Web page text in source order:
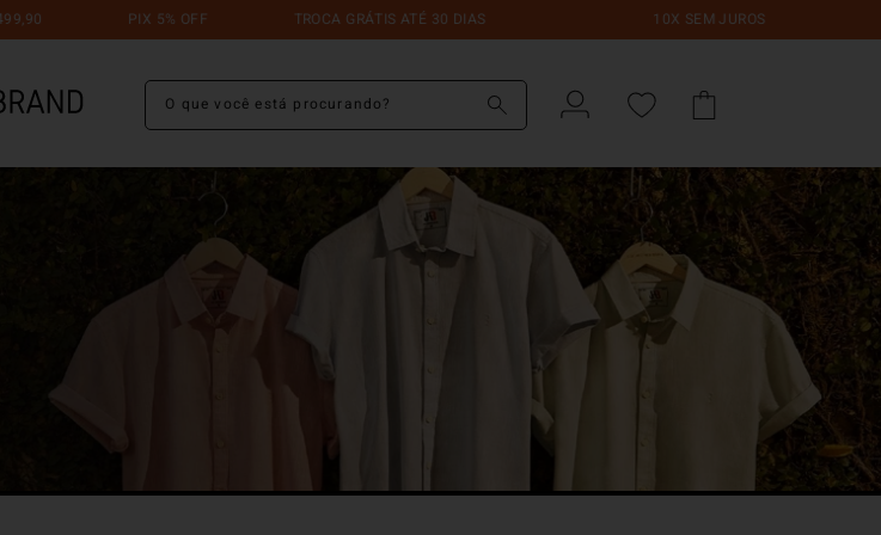
PIX 5% OFF TROCA GRÁTIS ATÉ 30 DIAS 10X SEM JUROS
O que você está procurando?